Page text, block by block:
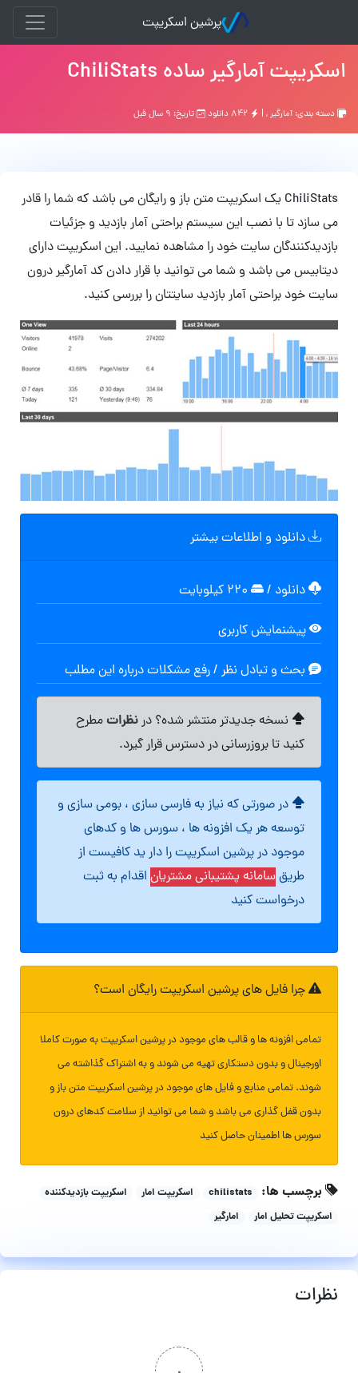
پرشین اسکریپت
اسکریپت آمارگیر ساده ChiliStats
دسته بندی: آمارگیر, | تاریخ: ۹ سال قبل
ChiliStats یک اسکریپت متن باز و رایگان می باشد که شما را قادر
می سازد تا با نصب این سیستم براحتی آمار بازدید و جزئیات
بازدیدکنندگان سایت خود را مشاهده نمایید. این اسکریپت دارای
دیتابیس می باشد و شما می توانید با قرار دادن کد آمارگیر درون
سایت خود براحتی آمار بازدید سایتتان را بررسی کنید.
دانلود و اطلاعات بیشتر
دانلود /
پیشنمایش کاربری
بحث و تبادل نظر / رفع مشکلات درباره این مطلب
نسخه جدیدتر منتشر شده؟ درنظراتمطرح
کنید تا بروزرسانی در دسترس قرار گیرد.
در صورتی که نیاز به فارسی سازی ، بومی سازی و
توسعه هر یک افزونه ها ، سورس ها و کدهای
موجود در پرشین اسکریپت را دار ید کافیست از
طریقسامانه پشتیبانی مشتریان اقدام به ثبت
درخواست کنید
چرا فایل های پرشین اسکریپت رایگان است؟
تمامی افزونه ها و قالب های موجود در پرشین اسکریپت به صورت کاملا
اورجینال و بدون دستکاری تهیه می شوند و به اشتراک گذاشته می
شوند. تمامی منابع و فایل های موجود در پرشین اسکریپت متن باز و
بدون قفل گذاری می باشد و شما می توانید از سلامت کدهای درون
سورس ها اطمینان حاصل کنید
برچسب ها: chilistats اسکریپت امار
اسکریپت بازدیدکننده
اسکریپت تحلیل امار
امارگیر
نظرات